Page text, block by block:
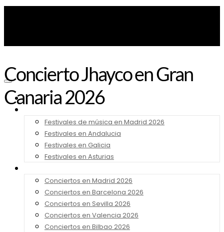
Noticias
Festivales de música en Madrid 2026
Festivales en Andalucia
Festivales en Galicia
Festivales en Asturias
Conciertos en Madrid 2026
Conciertos en Barcelona 2026
Conciertos en Sevilla 2026
Conciertos en Valencia 2026
Conciertos en Bilbao 2026
Concierto Jhayco en Gran
Canaria 2026